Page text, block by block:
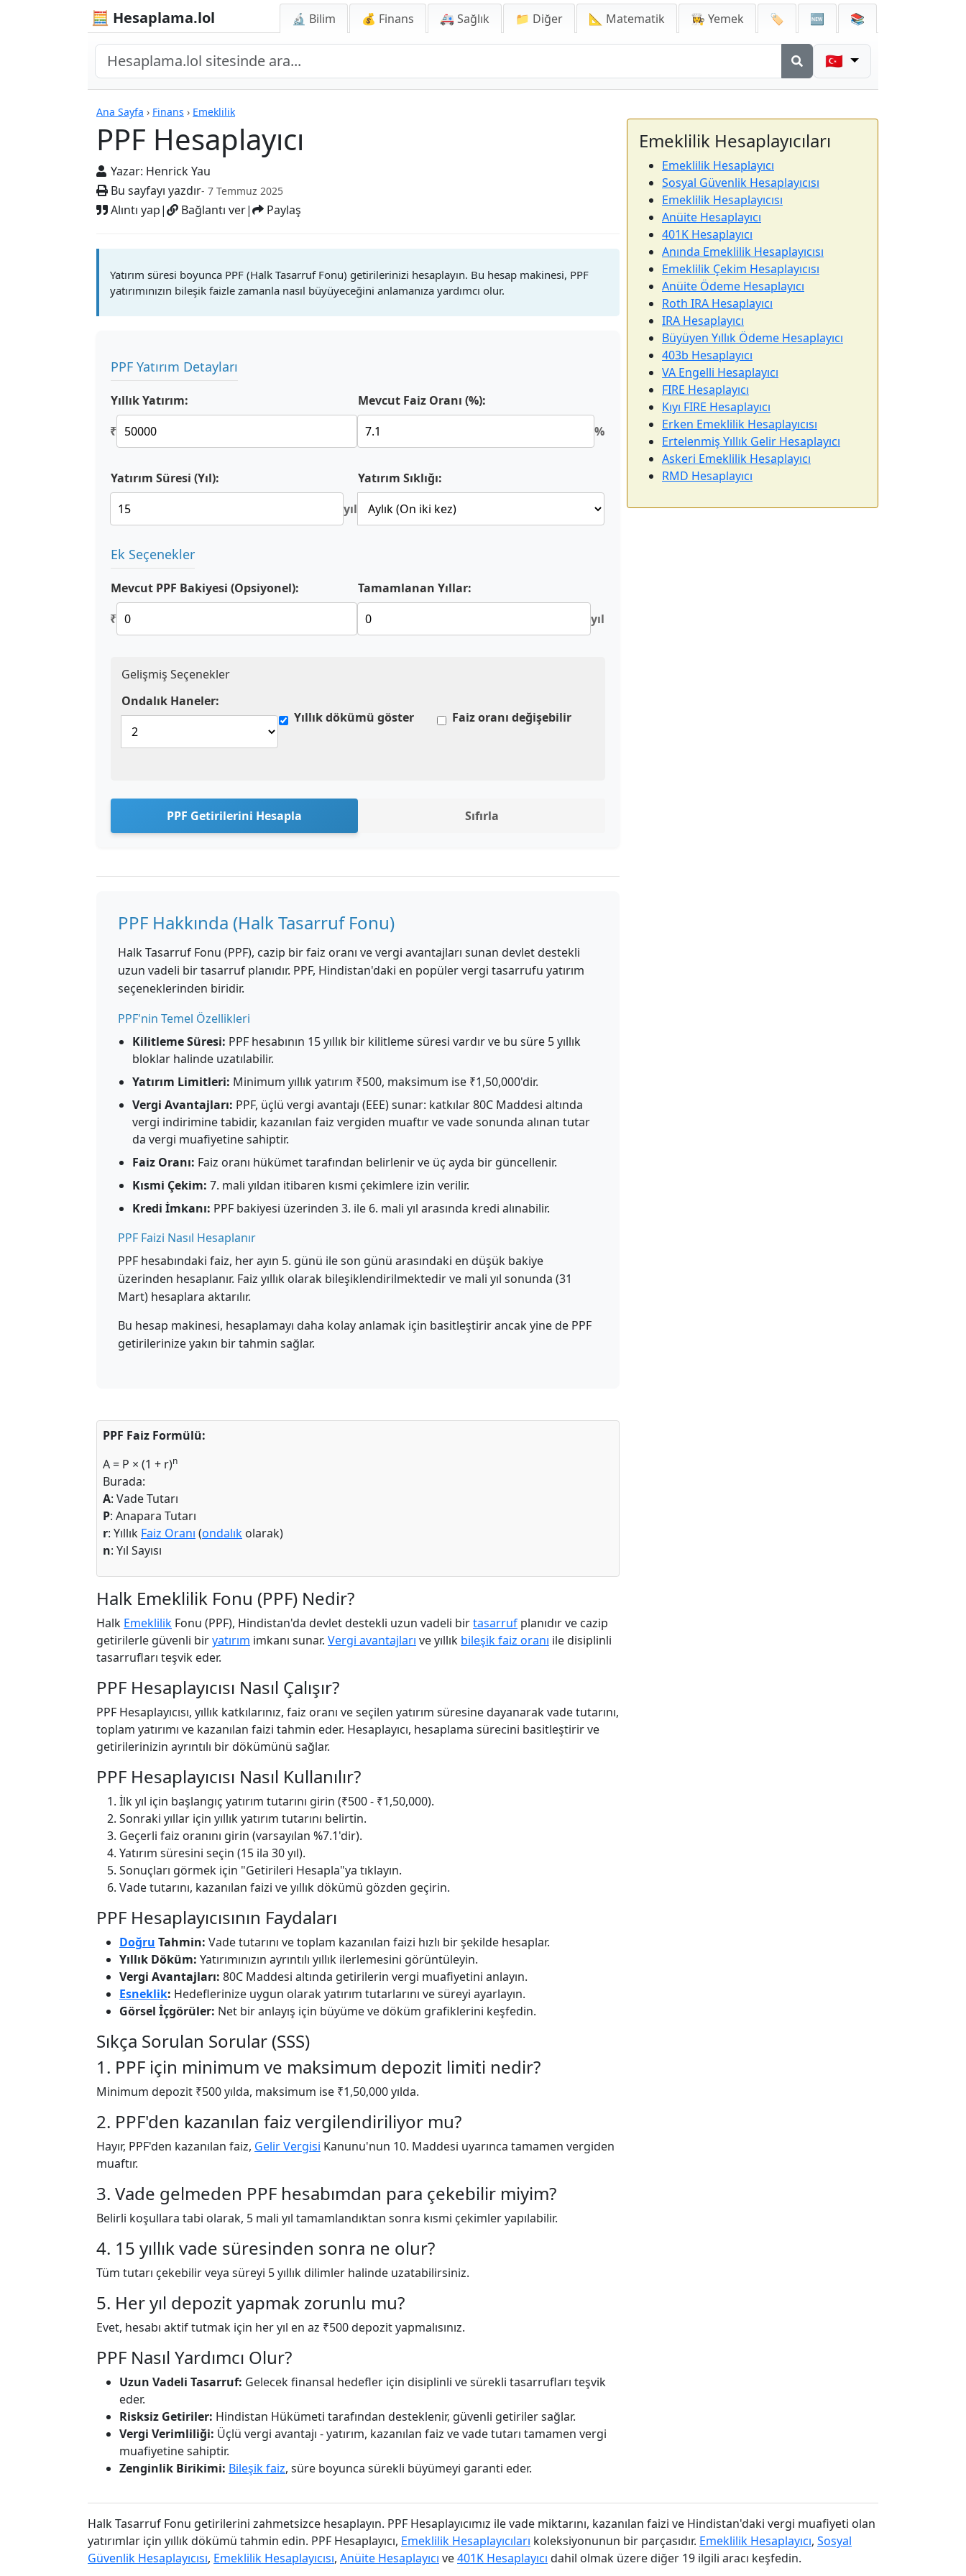
🧮 Hesaplama.lol 🔬 Bilim 💰 Finans 🚑 Sağlık 📁 Diğer 📐 Matematik 👩‍🍳 Yemek 🏷️ 🆕 📚
🇹🇷
Ana Sayfa › Finans › Emeklilik
PPF Hesaplayıcı
Yazar: Henrick Yau
Bu sayfayı yazdır- 7 Temmuz 2025
Alıntı yap| Bağlantı ver| Paylaş
Hesap Makineleri
Yatırım süresi boyunca PPF (Halk Tasarruf Fonu) getirilerinizi hesaplayın. Bu hesap makinesi, PPF
yatırımınızın bileşik faizle zamanla nasıl büyüyeceğini anlamanıza yardımcı olur.
PPF Yatırım Detayları
Yıllık Yatırım:
₹
Mevcut Faiz Oranı (%):
%
Yatırım Süresi (Yıl):
yıl
Yatırım Sıklığı:
Ek Seçenekler
Mevcut PPF Bakiyesi (Opsiyonel):
₹
Tamamlanan Yıllar:
yıl
Gelişmiş Seçenekler
Ondalık Haneler:
Yıllık dökümü göster
Faiz oranı değişebilir
PPF Getirilerini Hesapla Sıfırla
PPF Hakkında (Halk Tasarruf Fonu)
Halk Tasarruf Fonu (PPF), cazip bir faiz oranı ve vergi avantajları sunan devlet destekli
uzun vadeli bir tasarruf planıdır. PPF, Hindistan'daki en popüler vergi tasarrufu yatırım
seçeneklerinden biridir.
PPF'nin Temel Özellikleri
Kilitleme Süresi: PPF hesabının 15 yıllık bir kilitleme süresi vardır ve bu süre 5 yıllık
bloklar halinde uzatılabilir.
Yatırım Limitleri: Minimum yıllık yatırım ₹500, maksimum ise ₹1,50,000'dir.
Vergi Avantajları: PPF, üçlü vergi avantajı (EEE) sunar: katkılar 80C Maddesi altında
vergi indirimine tabidir, kazanılan faiz vergiden muaftır ve vade sonunda alınan tutar
da vergi muafiyetine sahiptir.
Faiz Oranı: Faiz oranı hükümet tarafından belirlenir ve üç ayda bir güncellenir.
Kısmi Çekim: 7. mali yıldan itibaren kısmi çekimlere izin verilir.
Kredi İmkanı: PPF bakiyesi üzerinden 3. ile 6. mali yıl arasında kredi alınabilir.
PPF Faizi Nasıl Hesaplanır
PPF hesabındaki faiz, her ayın 5. günü ile son günü arasındaki en düşük bakiye
üzerinden hesaplanır. Faiz yıllık olarak bileşiklendirilmektedir ve mali yıl sonunda (31
Mart) hesaplara aktarılır.
Bu hesap makinesi, hesaplamayı daha kolay anlamak için basitleştirir ancak yine de PPF
getirilerinize yakın bir tahmin sağlar.
PPF Faiz Formülü:
A = P × (1 + r)n
Burada:
A: Vade Tutarı
P: Anapara Tutarı
r: Yıllık Faiz Oranı (ondalık olarak)
n: Yıl Sayısı
Halk Emeklilik Fonu (PPF) Nedir?
Halk Emeklilik Fonu (PPF), Hindistan'da devlet destekli uzun vadeli birtasarruf planıdır ve cazip
getirilerle güvenli biryatırım imkanı sunar. Vergi avantajları ve yıllık bileşik faiz oranı ile disiplinli
tasarrufları teşvik eder.
PPF Hesaplayıcısı Nasıl Çalışır?
PPF Hesaplayıcısı, yıllık katkılarınız, faiz oranı ve seçilen yatırım süresine dayanarak vade tutarını,
toplam yatırımı ve kazanılan faizi tahmin eder. Hesaplayıcı, hesaplama sürecini basitleştirir ve
getirilerinizin ayrıntılı bir dökümünü sağlar.
PPF Hesaplayıcısı Nasıl Kullanılır?
İlk yıl için başlangıç yatırım tutarını girin (₹500 - ₹1,50,000).
Sonraki yıllar için yıllık yatırım tutarını belirtin.
Geçerli faiz oranını girin (varsayılan %7.1'dir).
Yatırım süresini seçin (15 ila 30 yıl).
Sonuçları görmek için "Getirileri Hesapla"ya tıklayın.
Vade tutarını, kazanılan faizi ve yıllık dökümü gözden geçirin.
PPF Hesaplayıcısının Faydaları
Doğru Tahmin: Vade tutarını ve toplam kazanılan faizi hızlı bir şekilde hesaplar.
Yıllık Döküm: Yatırımınızın ayrıntılı yıllık ilerlemesini görüntüleyin.
Vergi Avantajları: 80C Maddesi altında getirilerin vergi muafiyetini anlayın.
Esneklik: Hedeflerinize uygun olarak yatırım tutarlarını ve süreyi ayarlayın.
Görsel İçgörüler: Net bir anlayış için büyüme ve döküm grafiklerini keşfedin.
Sıkça Sorulan Sorular (SSS)
1. PPF için minimum ve maksimum depozit limiti nedir?
Minimum depozit ₹500 yılda, maksimum ise ₹1,50,000 yılda.
2. PPF'den kazanılan faiz vergilendiriliyor mu?
Hayır, PPF'den kazanılan faiz, Gelir Vergisi Kanunu'nun 10. Maddesi uyarınca tamamen vergiden
muaftır.
3. Vade gelmeden PPF hesabımdan para çekebilir miyim?
Belirli koşullara tabi olarak, 5 mali yıl tamamlandıktan sonra kısmi çekimler yapılabilir.
4. 15 yıllık vade süresinden sonra ne olur?
Tüm tutarı çekebilir veya süreyi 5 yıllık dilimler halinde uzatabilirsiniz.
5. Her yıl depozit yapmak zorunlu mu?
Evet, hesabı aktif tutmak için her yıl en az ₹500 depozit yapmalısınız.
PPF Nasıl Yardımcı Olur?
Uzun Vadeli Tasarruf: Gelecek finansal hedefler için disiplinli ve sürekli tasarrufları teşvik
eder.
Risksiz Getiriler: Hindistan Hükümeti tarafından desteklenir, güvenli getiriler sağlar.
Vergi Verimliliği: Üçlü vergi avantajı - yatırım, kazanılan faiz ve vade tutarı tamamen vergi
muafiyetine sahiptir.
Zenginlik Birikimi: Bileşik faiz, süre boyunca sürekli büyümeyi garanti eder.
Emeklilik Hesaplayıcıları
Emeklilik Hesaplayıcı
Sosyal Güvenlik Hesaplayıcısı
Emeklilik Hesaplayıcısı
Anüite Hesaplayıcı
401K Hesaplayıcı
Anında Emeklilik Hesaplayıcısı
Emeklilik Çekim Hesaplayıcısı
Anüite Ödeme Hesaplayıcı
Roth IRA Hesaplayıcı
IRA Hesaplayıcı
Büyüyen Yıllık Ödeme Hesaplayıcı
403b Hesaplayıcı
VA Engelli Hesaplayıcı
FIRE Hesaplayıcı
Kıyı FIRE Hesaplayıcı
Erken Emeklilik Hesaplayıcısı
Ertelenmiş Yıllık Gelir Hesaplayıcı
Askeri Emeklilik Hesaplayıcı
RMD Hesaplayıcı
Halk Tasarruf Fonu getirilerini zahmetsizce hesaplayın. PPF Hesaplayıcımız ile vade miktarını, kazanılan faizi ve Hindistan'daki vergi muafiyeti olan
yatırımlar için yıllık dökümü tahmin edin. PPF Hesaplayıcı, Emeklilik Hesaplayıcıları koleksiyonunun bir parçasıdır. Emeklilik Hesaplayıcı, Sosyal
Güvenlik Hesaplayıcısı, Emeklilik Hesaplayıcısı, Anüite Hesaplayıcı ve401K Hesaplayıcı dahil olmak üzere diğer 19 ilgili aracı keşfedin.